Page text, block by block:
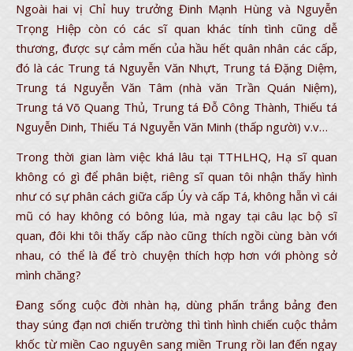
Ngoài hai vị Chỉ huy trưởng Đinh Mạnh Hùng và Nguyễn
Trọng Hiệp còn có các sĩ quan khác tính tình cũng dễ
thương, được sự cảm mến của hầu hết quân nhân các cấp,
đó là các Trung tá Nguyễn Văn Nhựt, Trung tá Đặng Diệm,
Trung tá Nguyễn Văn Tâm (nhà văn Trần Quán Niệm),
Trung tá Võ Quang Thủ, Trung tá Đỗ Công Thành, Thiếu tá
Nguyễn Dinh, Thiếu Tá Nguyễn Văn Minh (thấp người) v.v…
Trong thời gian làm việc khá lâu tại TTHLHQ, Hạ sĩ quan
không có gì để phân biệt, riêng sĩ quan tôi nhận thấy hình
như có sự phân cách giữa cấp Úy và cấp Tá, không hẵn vì cái
mũ có hay không có bông lúa, mà ngay tại câu lạc bộ sĩ
quan, đôi khi tôi thấy cấp nào cũng thích ngồi cùng bàn với
nhau, có thể là để trò chuyện thích hợp hơn với phòng sở
mình chăng?
Đang sống cuộc đời nhàn hạ, dùng phấn trắng bảng đen
thay súng đạn nơi chiến trường thì tình hình chiến cuộc thảm
khốc từ miền Cao nguyên sang miền Trung rồi lan đến ngay